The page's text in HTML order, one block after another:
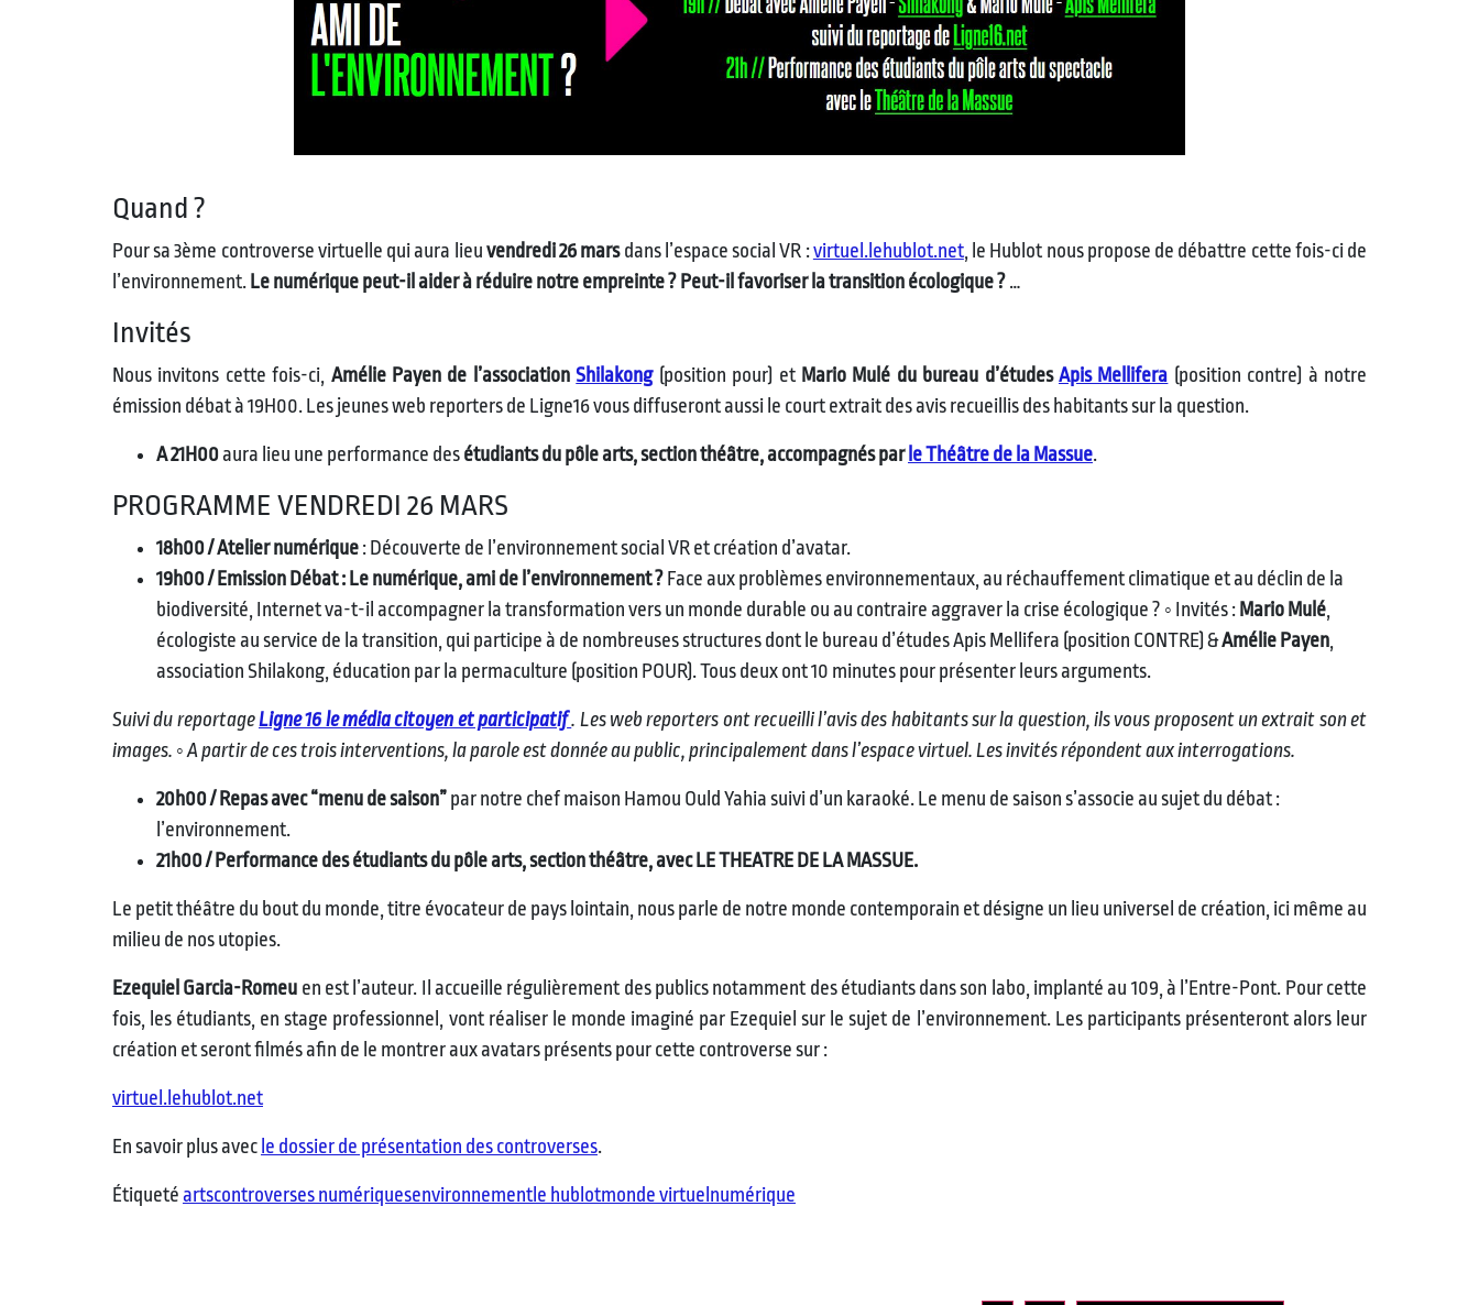
Quand ?
Pour sa 3ème controverse virtuelle qui aura lieu vendredi 26 mars dans l’espace social VR :virtuel.lehublot.net, le Hublot nous propose de débattre cette fois-ci de
l’environnement. Le numérique peut-il aider à réduire notre empreinte ? Peut-il favoriser la transition écologique ? …
Invités
Nous invitons cette fois-ci, Amélie Payen de l’associationShilakong(position pour) et Mario Mulé du bureau d’études Apis Mellifera (position contre) à notre
émission débat à 19H00. Les jeunes web reporters de Ligne16 vous diffuseront aussi le court extrait des avis recueillis des habitants sur la question.
A 21H00aura lieu une performance des étudiants du pôle arts, section théâtre, accompagnés par le Théâtre de la Massue.
PROGRAMME VENDREDI 26 MARS
18h00 / Atelier numérique : Découverte de l’environnement social VR et création d’avatar.
19h00 / Emission Débat : Le numérique, ami de l’environnement ? Face aux problèmes environnementaux, au réchauffement climatique et au déclin de la
biodiversité, Internet va-t-il accompagner la transformation vers un monde durable ou au contraire aggraver la crise écologique ? ◦ Invités : Mario Mulé
écologiste au service de la transition, qui participe à de nombreuses structures dont le bureau d’études Apis Mellifera (position CONTRE) &Amélie Payen
association Shilakong, éducation par la permaculture (position POUR). Tous deux ont 10 minutes pour présenter leurs arguments.
Suivi du reportageLigne 16 le média citoyen et participatif. Les web reporters ont recueilli l’avis des habitants sur la question, ils vous proposent un extrait son et
images. ◦ A partir de ces trois interventions, la parole est donnée au public, principalement dans l’espace virtuel. Les invités répondent aux interrogations.
20h00 / Repas avec “menu de saison” par notre chef maison Hamou Ould Yahia suivi d’un karaoké. Le menu de saison s’associe au sujet du débat :
l’environnement.
21h00 / Performance des étudiants du pôle arts, section théâtre, avec LE THEATRE DE LA MASSUE.
Le petit théâtre du bout du monde, titre évocateur de pays lointain, nous parle de notre monde contemporain et désigne un lieu universel de création, ici même au
milieu de nos utopies.
Ezequiel Garcia-Romeu en est l’auteur. Il accueille régulièrement des publics notamment des étudiants dans son labo, implanté au 109, à l’Entre-Pont. Pour cette
fois, les étudiants, en stage professionnel, vont réaliser le monde imaginé par Ezequiel sur le sujet de l’environnement. Les participants présenteront alors leur
création et seront filmés afin de le montrer aux avatars présents pour cette controverse sur :
virtuel.lehublot.net
En savoir plus avec le dossier de présentation des controverses.
Étiqueté artscontroverses numériquesenvironnement le hublotmonde virtuel numérique